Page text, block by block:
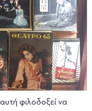
φιλοδοξεί να